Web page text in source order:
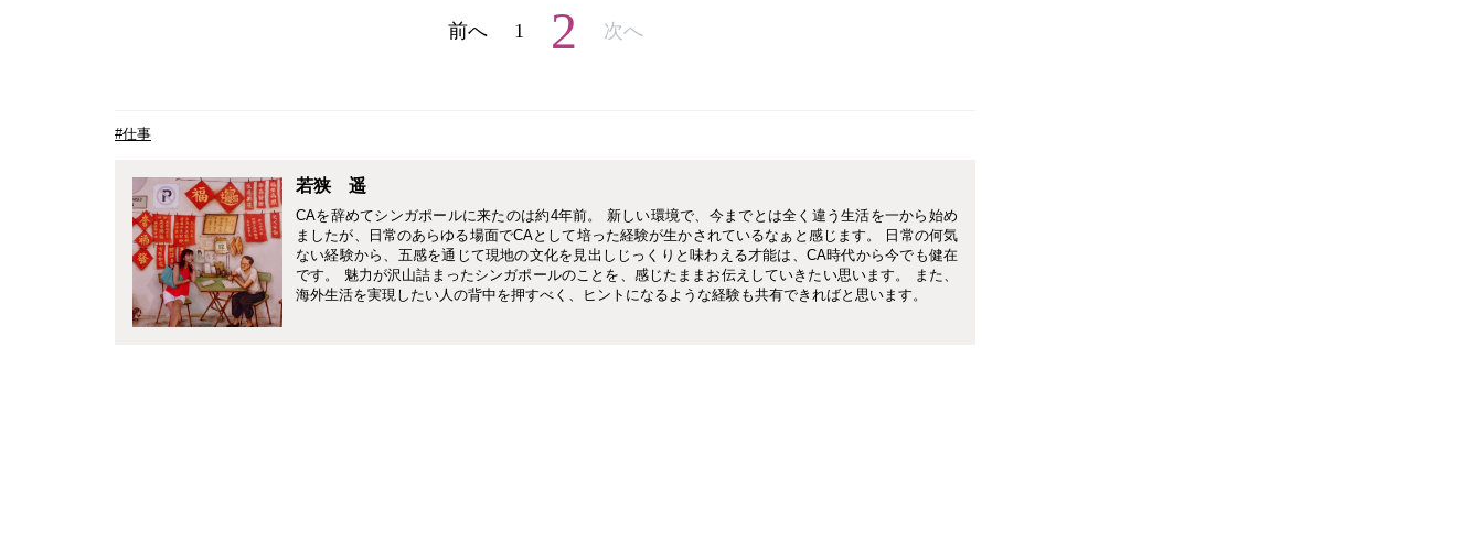
前へ 1 2 次へ
#仕事
若狭 遥
CAを辞めてシンガポールに来たのは約4年前。 新しい環境で、今までとは全く違う生活を一から始め
ましたが、日常のあらゆる場面でCAとして培った経験が生かされているなぁと感じます。 日常の何気
ない経験から、五感を通じて現地の文化を見出しじっくりと味わえる才能は、CA時代から今でも健在
です。 魅力が沢山詰まったシンガポールのことを、感じたままお伝えしていきたい思います。 また、
海外生活を実現したい人の背中を押すべく、ヒントになるような経験も共有できればと思います。